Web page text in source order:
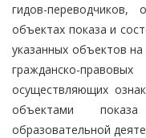
гидов-переводчиков,
объектах показа и
указанных объектов
гражданско-
осуществляющих
объектами
образовательной